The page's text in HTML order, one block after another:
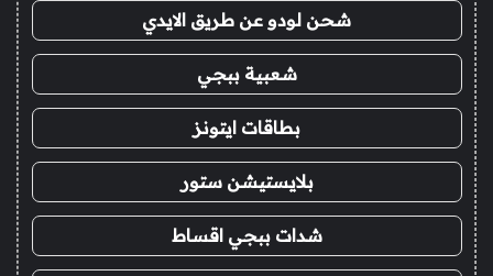
شحن لودو عن طريق الايدي
شعبية ببجي
بطاقات ايتونز
بلايستيشن ستور
شدات ببجي اقساط